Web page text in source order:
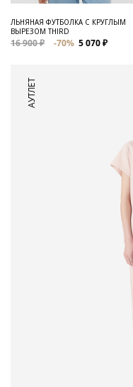
ЛЬНЯНАЯ ФУТБОЛКА С КРУГЛЫМ
ВЫРЕЗОМ THIRD
16 900 ₽ -70% 5 070 ₽
АУТЛЕТ